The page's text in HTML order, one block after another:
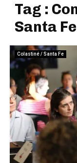
Tag :
Santa Fe
Colastiné / Santa Fe